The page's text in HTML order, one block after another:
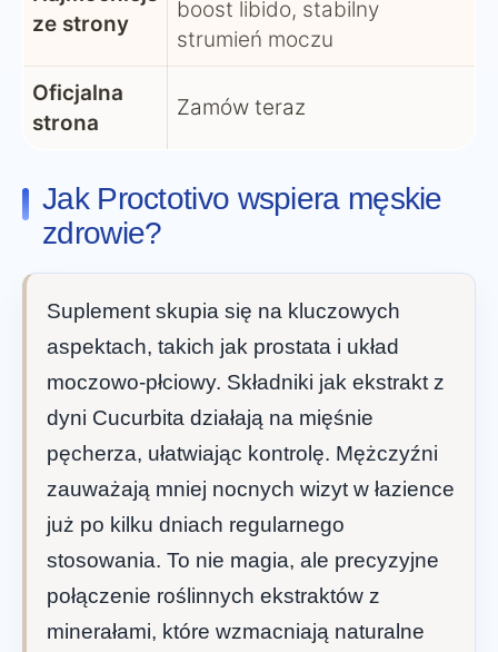
ze strony
boost libido, stabilny
strumień moczu
Oficjalna
strona
Zamów teraz
Jak Proctotivo wspiera męskie
zdrowie?
Suplement skupia się na kluczowych
aspektach, takich jak prostata i układ
moczowo-płciowy. Składniki jak ekstrakt z
dyni Cucurbita działają na mięśnie
pęcherza, ułatwiając kontrolę. Mężczyźni
zauważają mniej nocnych wizyt w łazience
już po kilku dniach regularnego
stosowania. To nie magia, ale precyzyjne
połączenie roślinnych ekstraktów z
minerałami, które wzmacniają naturalne